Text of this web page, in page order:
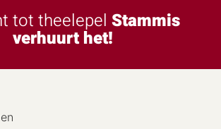
tot theelepel Stammis
verhuurt het!